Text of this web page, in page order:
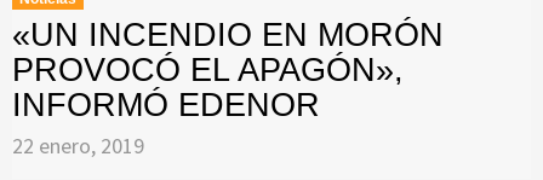
«UN INCENDIO EN MORÓN
PROVOCÓ EL APAGÓN»,
INFORMÓ EDENOR
22 enero, 2019